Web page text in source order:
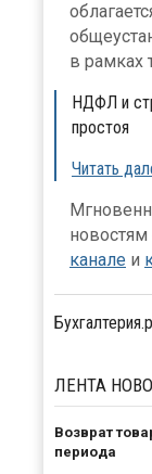
в рамках
НДФЛ и
простоя
Читать
новостям
канале и
ЛЕНТА
Возврат
периода